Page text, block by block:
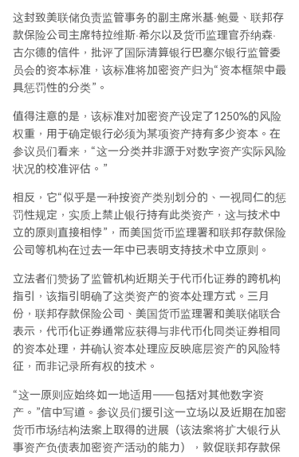
这封致美联储负责监管事务的副主席米基·鲍曼、联邦存
款保险公司主席特拉维斯·希尔以及货币监理官乔纳森·
古尔德的信件，批评了国际清算银行巴塞尔银行监管委
员会的资本标准，该标准将加密资产归为“资本框架中最
具惩罚性的分类”。
值得注意的是，该标准对加密资产设定了1250%的风险
权重，用于确定银行必须为某项资产持有多少资本。在
参议员们看来，“这一分类并非源于对数字资产实际风险
状况的校准评估。”
相反，它“似乎是一种按资产类别划分的、一视同仁的惩
罚性规定，实质上禁止银行持有此类资产，这与技术中
立的原则直接相悖”，而美国货币监理署和联邦存款保险
公司等机构在过去一年中已表明支持技术中立原则。
立法者们赞扬了监管机构近期关于代币化证券的跨机构
指引，该指引明确了这类资产的资本处理方式。三月
份，联邦存款保险公司、美国货币监理署和美联储联合
表示，代币化证券通常应获得与非代币化同类证券相同
的资本处理，并确认资本处理应反映底层资产的风险特
征，而非记录所有权的技术。
“这一原则应始终如一地适用——包括对其他数字资
产。”信中写道。参议员们援引这一立场以及近期在加密
货币市场结构法案上取得的进展（该法案将扩大银行从
事资产负债表加密资产活动的能力），敦促联邦存款保